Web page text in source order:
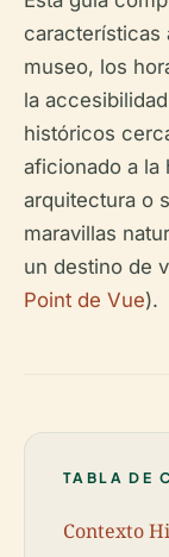
características
museo, los
la
históricos
aficionado a la
arquitectura o
maravillas
un destino de
Point de Vue).
TABLA DE
Contexto